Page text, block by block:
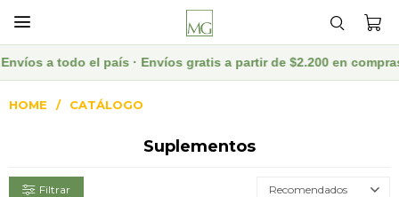

el país · Envíos gratis a partir de $2.200 en compras web ·
HOME CATÁLOGO
Suplementos
Recomendados